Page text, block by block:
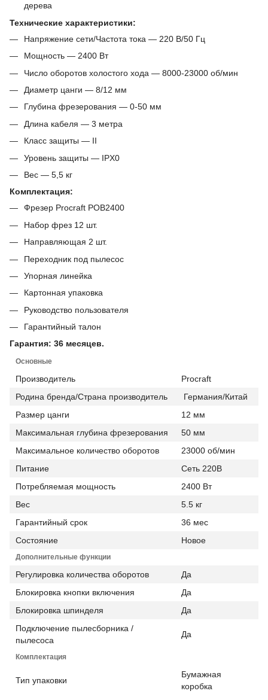
дерева
Технические характеристики:
Напряжение сети/Частота тока ― 220 В/50 Гц
Мощность ― 2400 Вт
Число оборотов холостого хода ― 8000-23000 об/мин
Диаметр цанги ― 8/12 мм
Глубина фрезерования ― 0-50 мм
Длина кабеля ― 3 метра
Класс защиты ― II
Уровень защиты ― IPX0
Вес ― 5,5 кг
Комплектация:
Фрезер Procraft POB2400
Набор фрез 12 шт.
Направляющая 2 шт.
Переходник под пылесос
Упорная линейка
Картонная упаковка
Руководство пользователя
Гарантийный талон
Гарантия: 36 месяцев.
Основные
Производитель
Procraft
Родина бренда/Страна производитель
Германия/Китай
Размер цанги
12 мм
Максимальная глубина фрезерования
50 мм
Максимальное количество оборотов
23000 об/мин
Питание
Сеть 220В
Потребляемая мощность
2400 Вт
Вес
5.5 кг
Гарантийный срок
36 мес
Состояние
Новое
Дополнительные функции
Регулировка количества оборотов
Да
Блокировка кнопки включения
Да
Блокировка шпинделя
Да
Подключение пылесборника /
пылесоса
Да
Комплектация
Тип упаковки
Бумажная
коробка